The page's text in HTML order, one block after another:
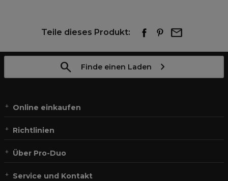
Teile dieses Produkt:
Finde einen Laden
Online einkaufen
Richtlinien
Über Pro-Duo
Service und Kontakt